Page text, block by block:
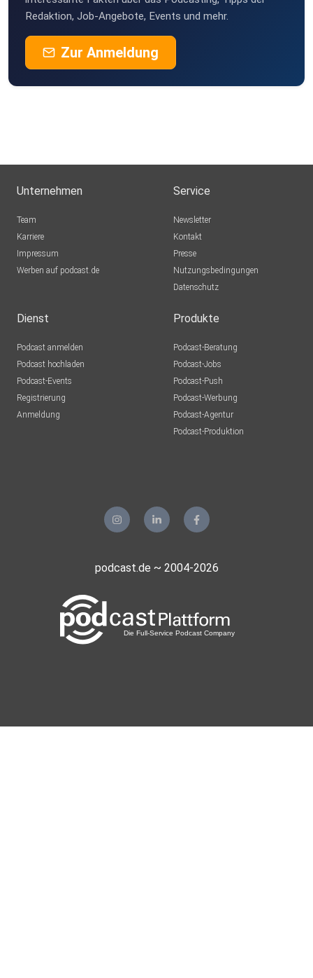
Redaktion, Job-Angebote, Events und mehr.
Zur Anmeldung
Unternehmen
Team
Karriere
Impressum
Werben auf podcast.de
Service
Newsletter
Kontakt
Presse
Nutzungsbedingungen
Datenschutz
Dienst
Podcast anmelden
Podcast hochladen
Podcast-Events
Registrierung
Anmeldung
Produkte
Podcast-Beratung
Podcast-Jobs
Podcast-Push
Podcast-Werbung
Podcast-Agentur
Podcast-Produktion
podcast.de ~ 2004-2026